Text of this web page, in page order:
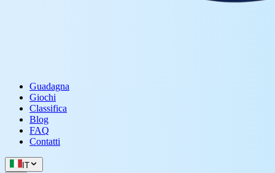
Guadagna
Giochi
Classifica
Blog
FAQ
Contatti
IT